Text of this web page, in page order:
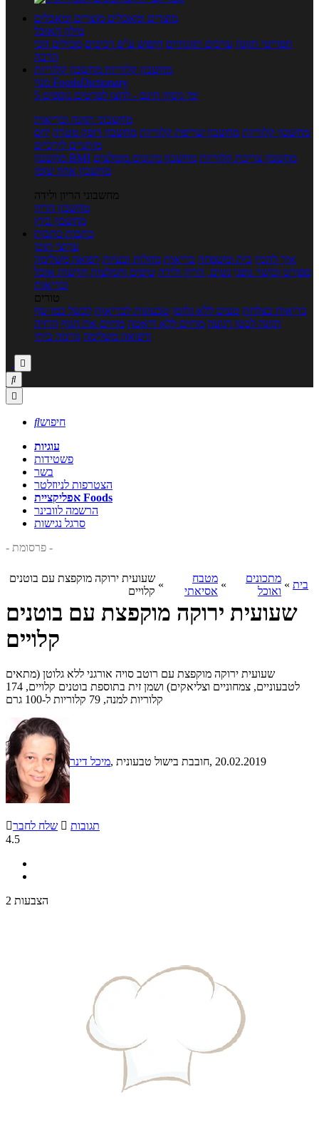
מוצרים ומאכלים מוצרים ומאכלים
מילון האוכל
תפריטי תזונה ערכים תזונתיים חיפוש ע"פ רכיבים מכילים הכי
הרבה
מחשבון קלוריות מחשבון קלוריות
מנוי FoodsDictionary
5 ימי ניסיון חינם - לחצו לפרטים נוספים
מחשבוני תזונה ובריאות
מחשבון קלוריות מחשבון שריפת קלוריות מחשבון דופק מטרה יחס
מותניים לירכיים
מחשבון BMI
מחשבון צריכת קלוריות מחשבון מינונים מומלצים
מחשבון אחוז שומן
מחשבוני הריון ולידה
מחשבון הריון
מחשבון ביוץ
כתבות כתבות
ערוצי תוכן
איך להכין בית ומשפחה בריאות מחלות ובעיות רפואה משלימה
ספורט וכושר גופני נשים, הריון ולידה טיפים והמלצות חדשות אוכל
ובריאות
טורים
בריאות בצלחת טעים ללא גלוטן טבעונות לבריאות לבשל כמו שף
תזונה לבטן רגועה מרזים ללא דיאטה מזיזים את הגוף הרזיה
ורפואה משלימה גורמה ביתי



חיפוש
עוגיות
פשטידות
בשר
הצטרפות לניוזלטר
אפליקציית Foods
הרשמה לוובינר
סרגל נגישות
- פרסומת -
בית »
מתכונים
ואוכל
»
מטבח
אסיאתי
»
שעועית ירוקה מוקפצת עם בוטנים
קלויים
שעועית ירוקה מוקפצת עם בוטנים
קלויים
שעועית ירוקה מוקפצת עם רוטב סויה אורגני ללא גלוטן (מתאים
לטבעוניים, צמחוניים וצליאקים) ושמן זית בתוספת בוטנים קלויים, 174
קלוריות למנה, 79 קלוריות ל-100 גרם
מיכל דינר , חובבת בישול טבעונית, 20.02.2019
שלח לחבר  תגובות
4.5
2 הצבעות